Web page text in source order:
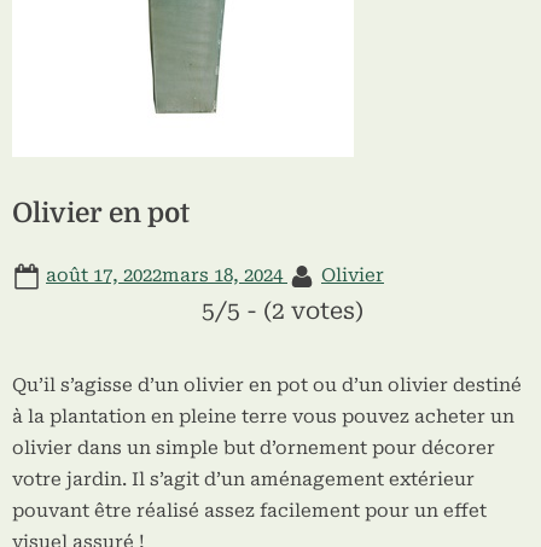
Olivier en pot
Posted
août 17, 2022mars 18, 2024 By
Olivier
5/5 - (2 votes)
Qu’il s’agisse d’un olivier en pot ou d’un olivier destiné
à la plantation en pleine terre vous pouvez acheter un
olivier dans un simple but d’ornement pour décorer
votre jardin. Il s’agit d’un aménagement extérieur
pouvant être réalisé assez facilement pour un effet
visuel assuré !